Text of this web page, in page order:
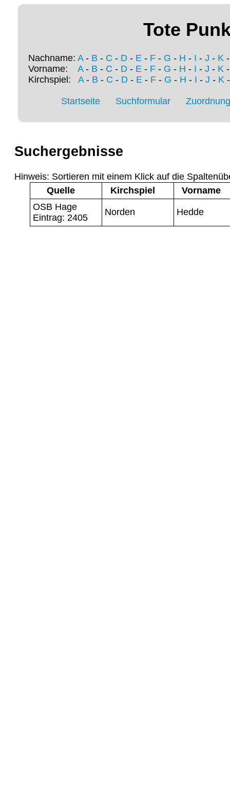
Tote
Nachname: A- B - C - D - E - F - G - H - I - J - K
Vorname: A- B - C - D - E - F - G - H - I - J - K
Kirchspiel: A- B - C - D- E- F- G - H - I - J - K
Startseite Suchformular
Suchergebnisse
Hinweis: Sortieren mit einem Klick auf die
Quelle
Kirchspiel
Vorname
OSB Hage
Eintrag: 2405
Norden Hedde